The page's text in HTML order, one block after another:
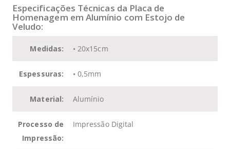
Especificações Técnicas da Placa de
Homenagem em Alumínio com Estojo de
Veludo:
Medidas: • 20x15cm
Espessuras: •0,5mm
Material: Alumínio
Processo de
Impressão:
Impressão Digital